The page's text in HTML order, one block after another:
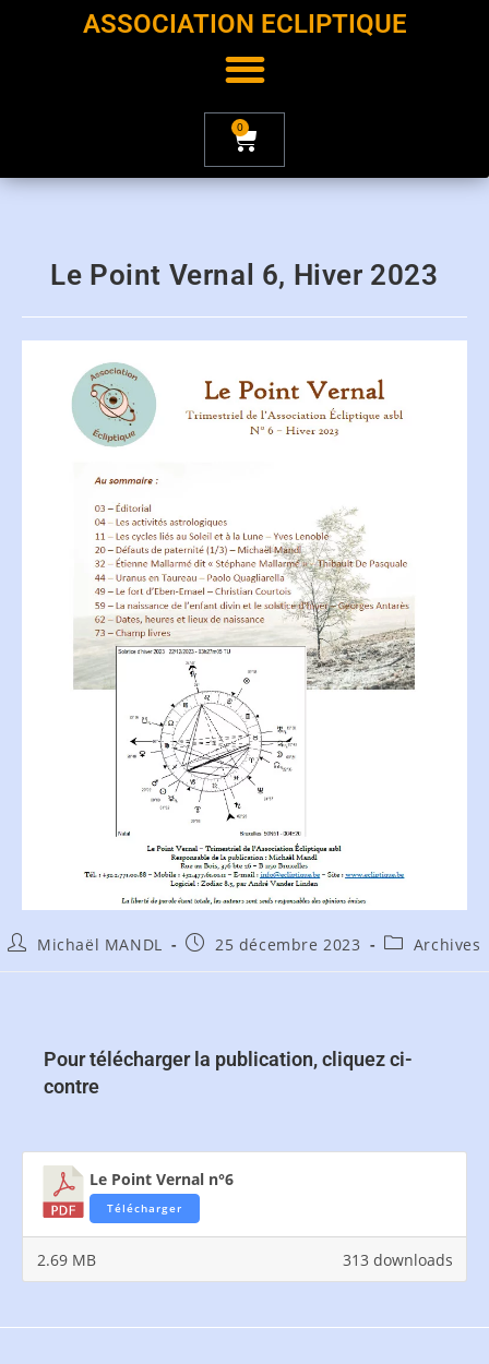
ASSOCIATION ECLIPTIQUE
0
Le Point Vernal 6, Hiver 2023
Michaël MANDL 25 décembre 2023 Archives
Pour télécharger la publication, cliquez ci-
contre
Le Point Vernal n°6
Télécharger
313 downloads
2.69 MB